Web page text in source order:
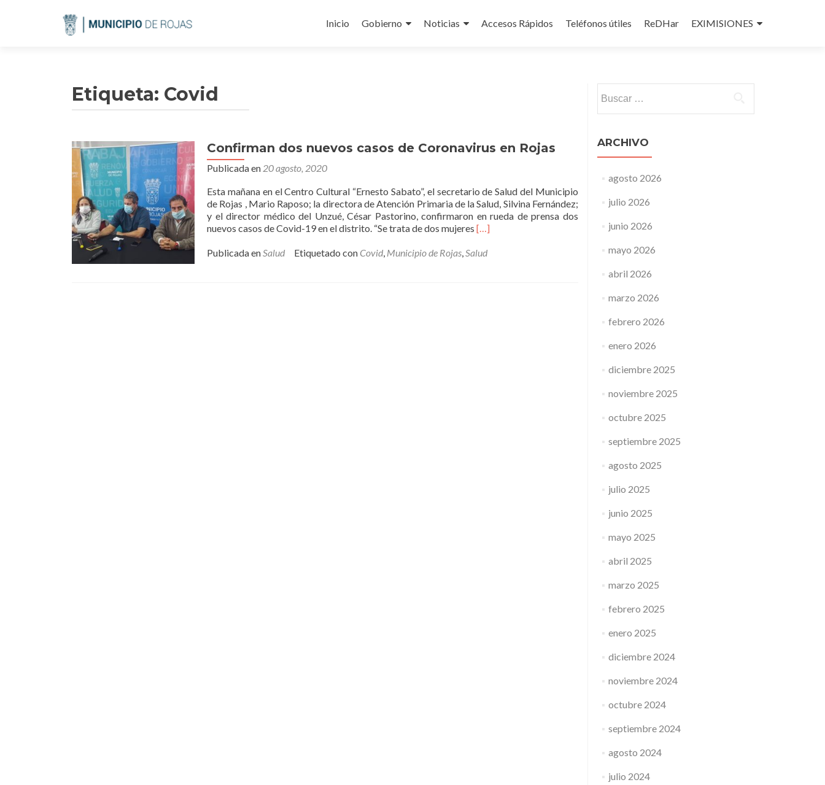
al
Inicio Gobierno Noticias Accesos Rápidos Teléfonos útiles ReDHar EXIMISIONES
Etiqueta: Covid
Confirman dos nuevos casos de Coronavirus en Rojas
Publicada en 20 agosto, 2020
Esta mañana en el Centro Cultural “Ernesto Sabato”, el secretario de Salud del Municipio
de Rojas , Mario Raposo; la directora de Atención Primaria de la Salud, Silvina Fernández;
y el director médico del Unzué, César Pastorino, confirmaron en rueda de prensa dos
nuevos casos de Covid-19 en el distrito. “Se trata de dos mujeres Leer
dos
[…]
Publicada enSalud Etiquetado con Covid, Municipio de Rojas,Salud
ARCHIVO
agosto 2026
julio 2026
junio 2026
mayo 2026
abril 2026
marzo 2026
febrero 2026
enero 2026
diciembre 2025
noviembre 2025
octubre 2025
septiembre 2025
agosto 2025
julio 2025
junio 2025
mayo 2025
abril 2025
marzo 2025
febrero 2025
enero 2025
diciembre 2024
noviembre 2024
octubre 2024
septiembre 2024
agosto 2024
julio 2024